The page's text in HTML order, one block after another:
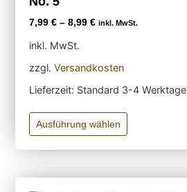
7,99€ –8,99€ inkl. MwSt.
inkl. MwSt.
zzgl.Versandkosten
Lieferzeit: Standard 3-4 Werktage
Ausführung wählen